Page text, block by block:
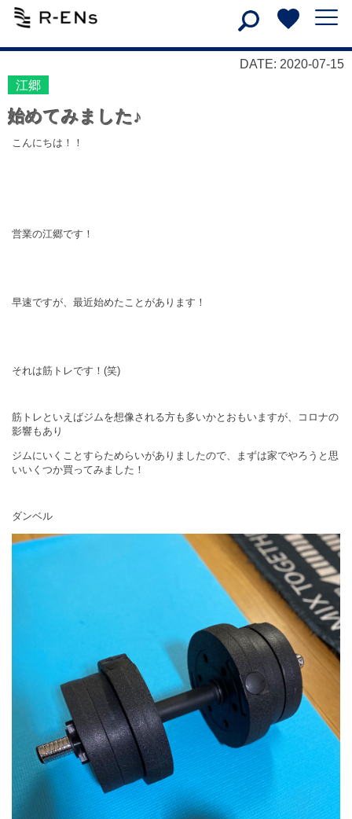
DATE: 2020-07-15
江郷
始めてみました♪
こんにちは！！
営業の江郷です！
早速ですが、最近始めたことがあります！
それは筋トレです！ (笑)
筋トレといえばジムを想像される方も多いかとおもいますが、コロナの
影響もあり
ジムにいくことすらためらいがありましたので、まずは家でやろうと思
いいくつか買ってみました！
ダンベル